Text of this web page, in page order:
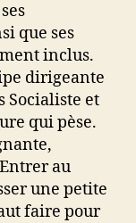
que ses
inclus.
dirigeante
Socialiste et
qui pèse.
au
une petite
faire pour